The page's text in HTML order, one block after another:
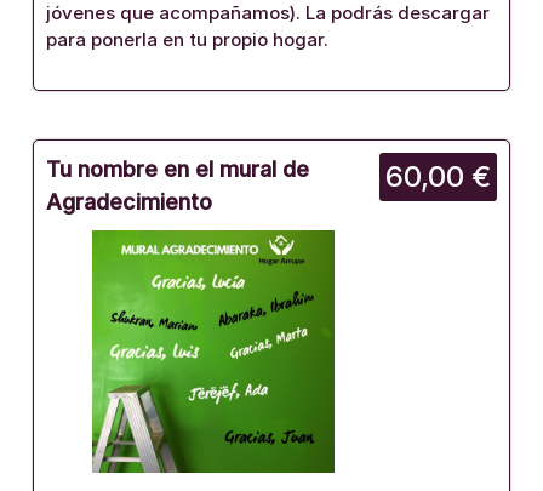
jóvenes que acompañamos). La podrás descargar
para ponerla en tu propio hogar.
60,00 €
Tu nombre en el mural de
Agradecimiento